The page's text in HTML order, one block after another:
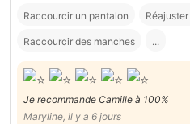
Raccourcir un pantalon
Raccourcir des manches ...
Je recommande Camille à 100%
Maryline, il y a 6 jours